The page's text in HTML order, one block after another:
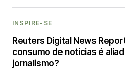
INSPIRE-SE
Reuters Digital News
consumo de notícias é
jornalismo?